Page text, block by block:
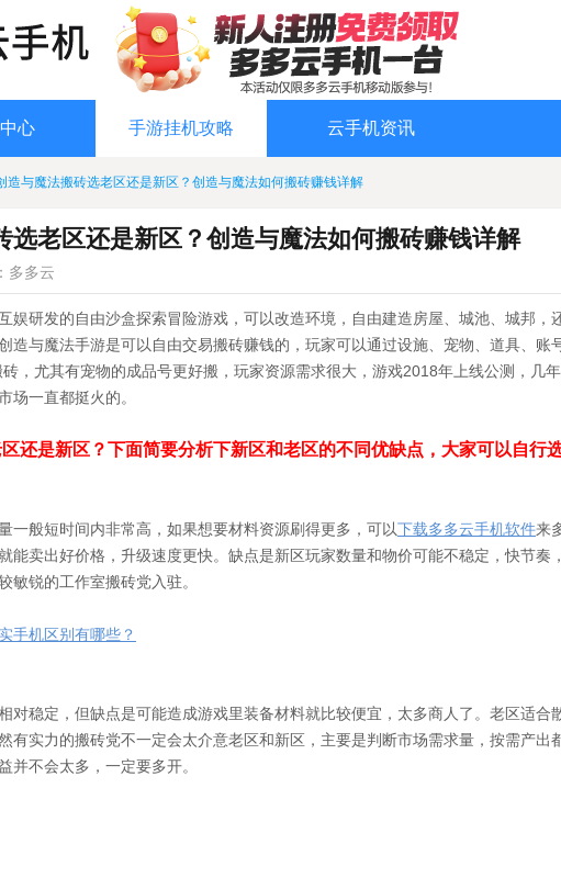
心 手游挂机攻略 云手机资讯
造与魔法搬砖选老区还是新区？创造与魔法如何搬砖赚钱详解
选老区还是新区？创造与魔法如何搬砖赚钱详解
多多云
娱研发的自由沙盒探索冒险游戏，可以改造环境，自由建造房屋、城池、城邦，
造与魔法手游是可以自由交易搬砖赚钱的，玩家可以通过设施、宠物、道具、账
，尤其有宠物的成品号更好搬，玩家资源需求很大，游戏2018年上线公测，几
场一直都挺火的。
还是新区？下面简要分析下新区和老区的不同优缺点，大家可以自行选
一般短时间内非常高，如果想要材料资源刷得更多，可以下载多多云手机软件来
能卖出好价格，升级速度更快。缺点是新区玩家数量和物价可能不稳定，快节奏
敏锐的工作室搬砖党入驻。
手机区别有哪些？
对稳定，但缺点是可能造成游戏里装备材料就比较便宜，太多商人了。老区适合
有实力的搬砖党不一定会太介意老区和新区，主要是判断市场需求量，按需产出
并不会太多，一定要多开。